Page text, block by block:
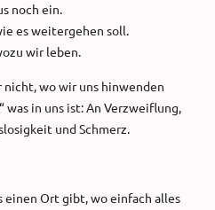
noch ein.
es weitergehen soll.
wir leben.
nicht, wo wir uns hinwenden
was in uns ist: An Verzweiflung,
und Schmerz.
einen Ort gibt, wo einfach alles